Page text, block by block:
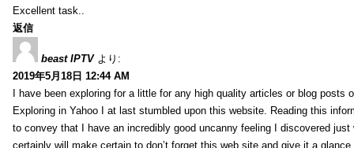
Excellent task..
返信
beast IPTV より:
2019年5月18日 12:44 AM
I have been exploring for a little for any high quality articles or blog posts
Exploring in Yahoo I at last stumbled upon this website. Reading this
to convey that I have an incredibly good uncanny feeling I discovered
certainly will make certain to don’t forget this web site and give it a